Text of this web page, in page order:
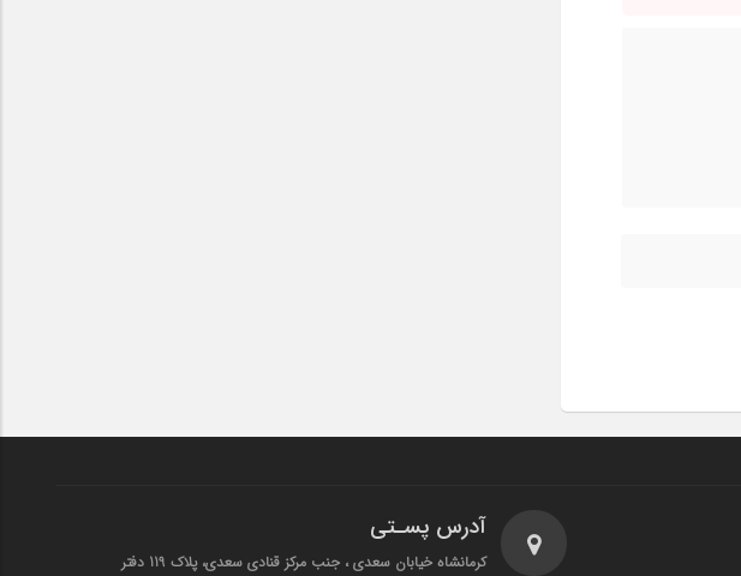
آدرس پسـتی
کرمانشاه خیابان سعدی ، جنب مرکز قنادی سعدی، پلاک 119 دفتر